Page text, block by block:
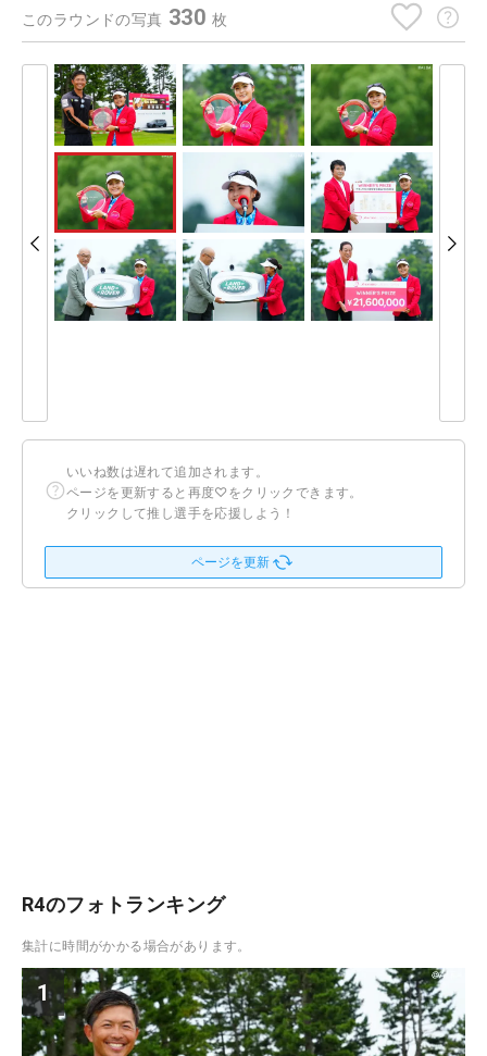
このラウンドの写真 330 枚
いいね数は遅れて追加されます。
ページを更新すると再度♡をクリックできます。
クリックして推し選手を応援しよう！
ページを更新
R4のフォトランキング
集計に時間がかかる場合があります。
1